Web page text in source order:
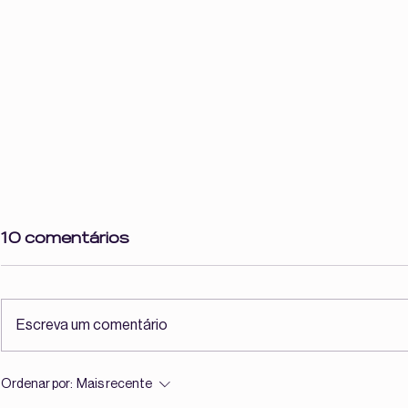
O que é solitude para
10 comentários
Escreva um comentário
Ordenar por: Mais recente